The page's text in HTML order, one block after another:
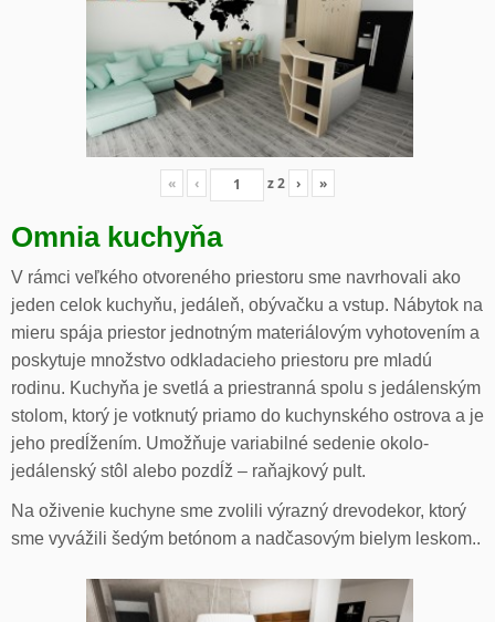
« ‹ z2 › »
Omnia kuchyňa
V rámci veľkého otvoreného priestoru sme navrhovali ako
jeden celok kuchyňu, jedáleň, obývačku a vstup. Nábytok na
mieru spája priestor jednotným materiálovým vyhotovením a
poskytuje množstvo odkladacieho priestoru pre mladú
rodinu. Kuchyňa je svetlá a priestranná spolu s jedálenským
stolom, ktorý je votknutý priamo do kuchynského ostrova a je
jeho predĺžením. Umožňuje variabilné sedenie okolo-
jedálenský stôl alebo pozdĺž – raňajkový pult.
Na oživenie kuchyne sme zvolili výrazný drevodekor, ktorý
sme vyvážili šedým betónom a nadčasovým bielym leskom..